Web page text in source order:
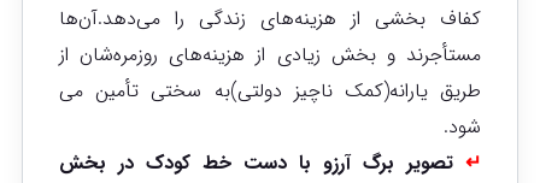
کفاف بخشی از هزینه‌های زندگی را می‌دهد.آن‌ها
مستأجرند و بخش زیادی از هزینه‌های روزمره‌شان از
طریق یارانه(کمک ناچیز دولتی)به سختی تأمین می
شود.
↵تصویر برگ آرزو با دست خط کودک در بخش